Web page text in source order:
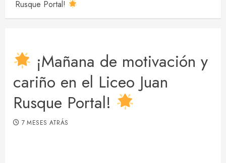
Rusque Portal!
¡Mañana de motivación y
cariño en el Liceo Juan
Rusque Portal!
7 MESES ATRÁS